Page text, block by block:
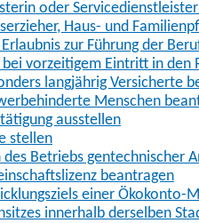
oder
Haus- und
zur Führung der
vorzeitigem Eintritt in den
langjährig Versicherte
Menschen
ausstellen
stellen
des Betriebs gentechnischer
beantragen
einer Ökokonto-
innerhalb derselben